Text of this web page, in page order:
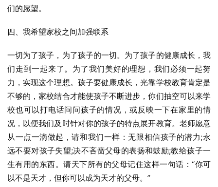
们的愿望。
四、我希望家校之间加强联系
一切为了孩子，为了孩子的一切。为了孩子的健康成长，我
们走到一起来了。为了我们美好的理想，我们必须一起努
力，实现这个理想。孩子要健康成长，光靠学校教育肯定是
不够的，家校结合才能使孩子不断进步，你们抽空可以来学
校也可以打电话问问孩子的情况，或反映一下在家里的情
况，以便我们及时针对你的孩子的特点展开教育。老师愿意
从一点一滴做起，请和我们一样：无限相信孩子的潜力;永
远不要对孩子失望;决不吝啬父母的表扬和鼓励;教给孩子一
生有用的东西。请天下所有的父母记住这样一句话：“你可
以不是天才，但你可以成为天才的父母。”